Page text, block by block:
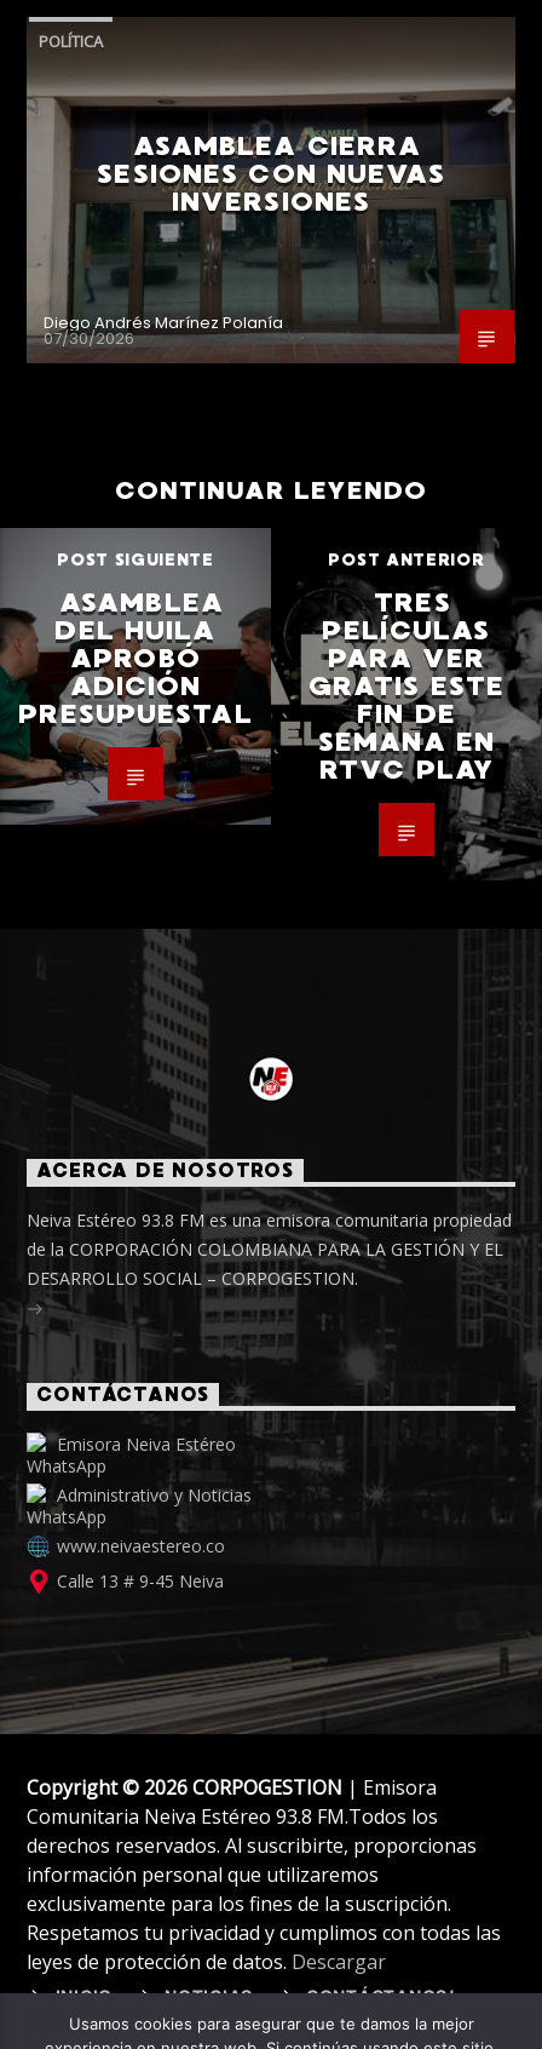
POLÍTICA
ASAMBLEA CIERRA
SESIONES CON NUEVAS
INVERSIONES
Diego Andrés Marínez Polanía
07/30/2026
CONTINUAR LEYENDO
POST SIGUIENTE
ASAMBLEA
DEL HUILA
APROBÓ
ADICIÓN
PRESUPUESTAL
POST ANTERIOR
TRES
PELÍCULAS
PARA VER
GRATIS ESTE
FIN DE
SEMANA EN
RTVC PLAY
ACERCA DE NOSOTROS
Neiva Estéreo 93.8 FM es una emisora comunitaria propiedad
de la CORPORACIÓN COLOMBIANA PARA LA GESTIÓN Y EL
DESARROLLO SOCIAL – CORPOGESTION.
CONTÁCTANOS
Emisora Neiva Estéreo
Administrativo y Noticias
www.neivaestereo.co
Calle 13 # 9-45 Neiva
Copyright © 2026 CORPOGESTION | Emisora
Comunitaria Neiva Estéreo 93.8 FM.Todos los
derechos reservados. Al suscribirte, proporcionas
información personal que utilizaremos
exclusivamente para los fines de la suscripción.
Respetamos tu privacidad y cumplimos con todas las
leyes de protección de datos. Descargar
INICIO NOTICIAS CONTÁCTANOS!
Usamos cookies para asegurar que te damos la mejor